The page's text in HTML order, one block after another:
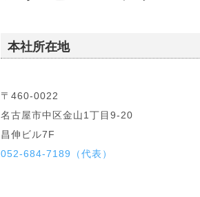
本社所在地
〒460-0022
名古屋市中区金山1丁目9-20
昌伸ビル7F
052-684-7189（代表）